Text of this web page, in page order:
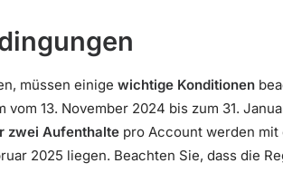
müssen einige wichtige Konditionen
13. November 2024 bis zum 31.
zwei Aufenthalte pro Account werden
2025 liegen. Beachten Sie, dass die